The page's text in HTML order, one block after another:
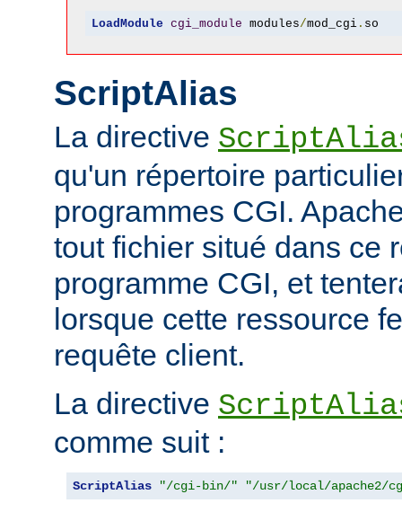
LoadModule cgi_module modules/mod_cgi. so
ScriptAlias
La directive
qu'un répertoire
programmes CGI.
tout fichier situé dans ce
programme CGI, et
lorsque cette ressource
requête client.
La directive
comme suit :
ScriptAlias "/cgi-bin/" "/usr/local/apache2/